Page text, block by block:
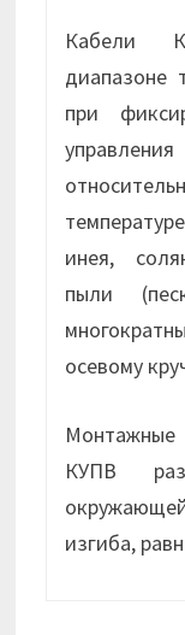
Кабели
диапазоне
при
инея,
пыли
осевому
Монтажные
КУПВ
изгиба,